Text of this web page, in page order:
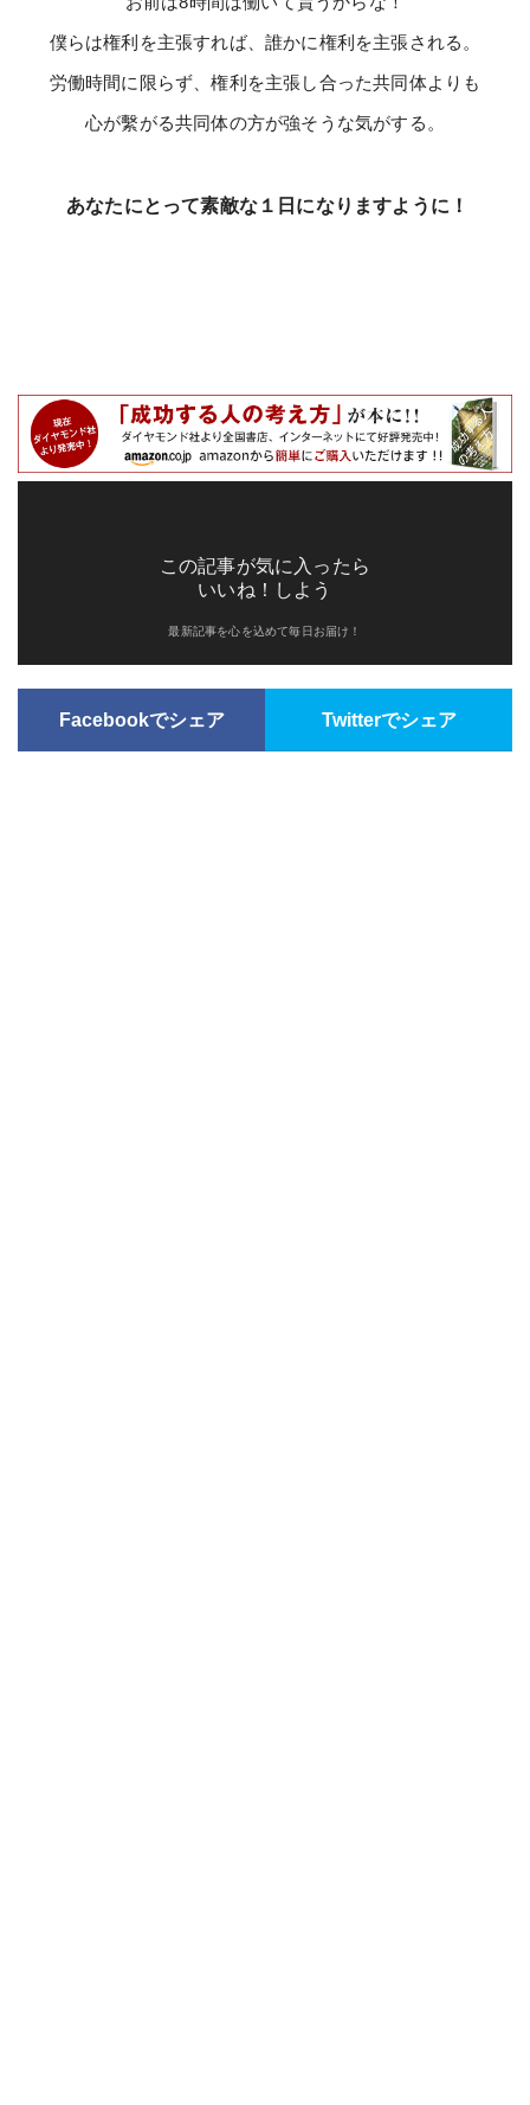
僕らは権利を主張すれば、誰かに権利を主張される。
労働時間に限らず、権利を主張し合った共同体よりも
心が繫がる共同体の方が強そうな気がする。
あなたにとって素敵な１日になりますように！
この記事が気に入ったら
いいね！しよう
最新記事を心を込めて毎日お届け！
Facebookでシェア Twitterでシェア